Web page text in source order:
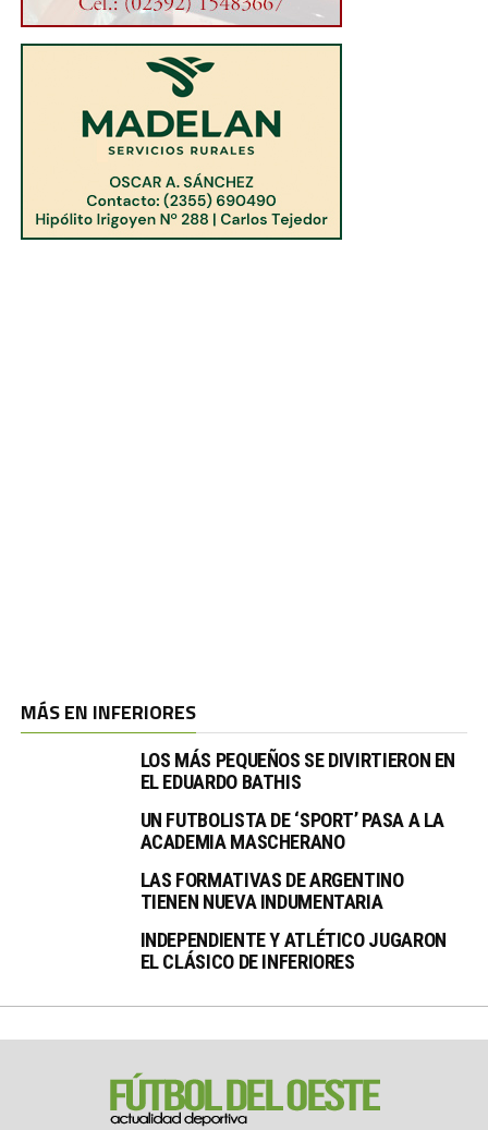
MÁS EN INFERIORES
LOS MÁS PEQUEÑOS SE DIVIRTIERON EN
EL EDUARDO BATHIS
UN FUTBOLISTA DE ‘SPORT’ PASA A LA
ACADEMIA MASCHERANO
LAS FORMATIVAS DE ARGENTINO
TIENEN NUEVA INDUMENTARIA
INDEPENDIENTE Y ATLÉTICO JUGARON
EL CLÁSICO DE INFERIORES